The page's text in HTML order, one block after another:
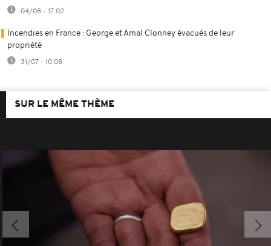
04/08 - 17:02
Incendies en France : George et Amal Clonney évacués de leur
propriété
31/07 - 10:08
SUR LE MÊME THÈME